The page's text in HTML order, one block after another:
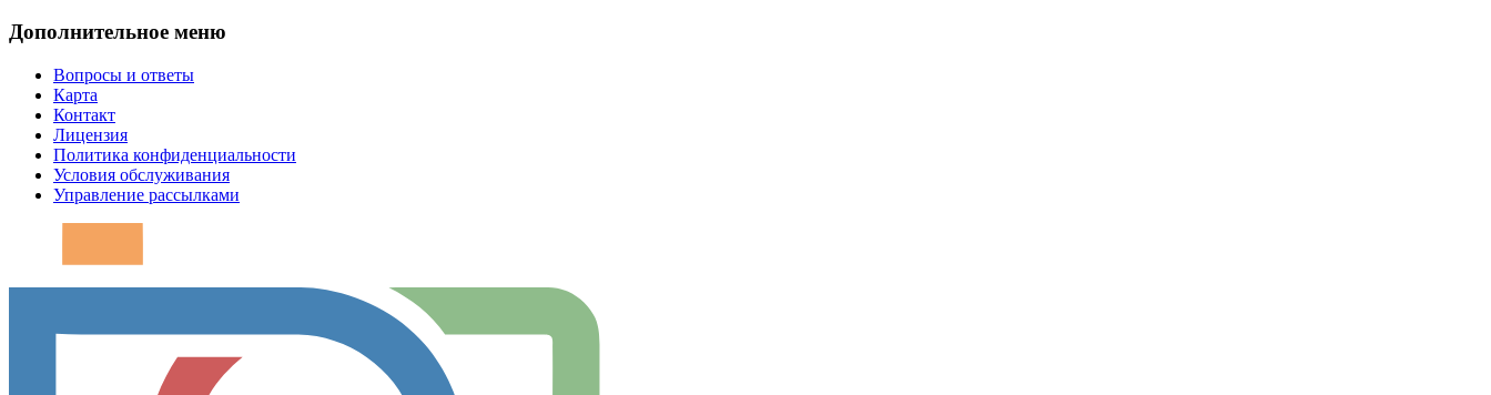
Дополнительное меню
Вопросы и ответы
Карта
Контакт
Лицензия
Политика конфиденциальности
Условия обслуживания
Управление рассылками